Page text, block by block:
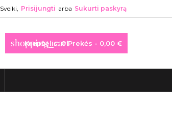
Sveiki, Prisijungti arba Sukurti paskyrą
shopping_cart
Krepšelis: 0Prekės - 0,00 €